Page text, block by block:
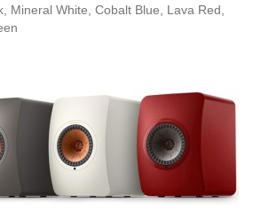
Mineral White, Cobalt Blue, Lava Red,